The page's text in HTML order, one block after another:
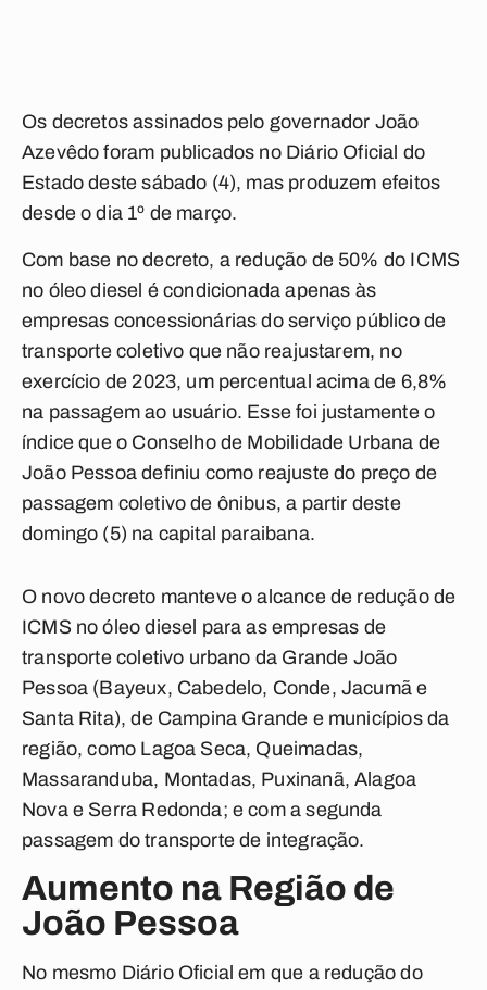
Os decretos assinados pelo governador João
Azevêdo foram publicados no Diário Oficial do
Estado deste sábado (4), mas produzem efeitos
desde o dia 1º de março.
Com base no decreto, a redução de 50% do ICMS
no óleo diesel é condicionada apenas às
empresas concessionárias do serviço público de
transporte coletivo que não reajustarem, no
exercício de 2023, um percentual acima de 6,8%
na passagem ao usuário. Esse foi justamente o
índice que o Conselho de Mobilidade Urbana de
João Pessoa definiu como reajuste do preço de
passagem coletivo de ônibus, a partir deste
domingo (5) na capital paraibana.
O novo decreto manteve o alcance de redução de
ICMS no óleo diesel para as empresas de
transporte coletivo urbano da Grande João
Pessoa (Bayeux, Cabedelo, Conde, Jacumã e
Santa Rita), de Campina Grande e municípios da
região, como Lagoa Seca, Queimadas,
Massaranduba, Montadas, Puxinanã, Alagoa
Nova e Serra Redonda; e com a segunda
passagem do transporte de integração.
Aumento na Região de
João Pessoa
No mesmo Diário Oficial em que a redução do